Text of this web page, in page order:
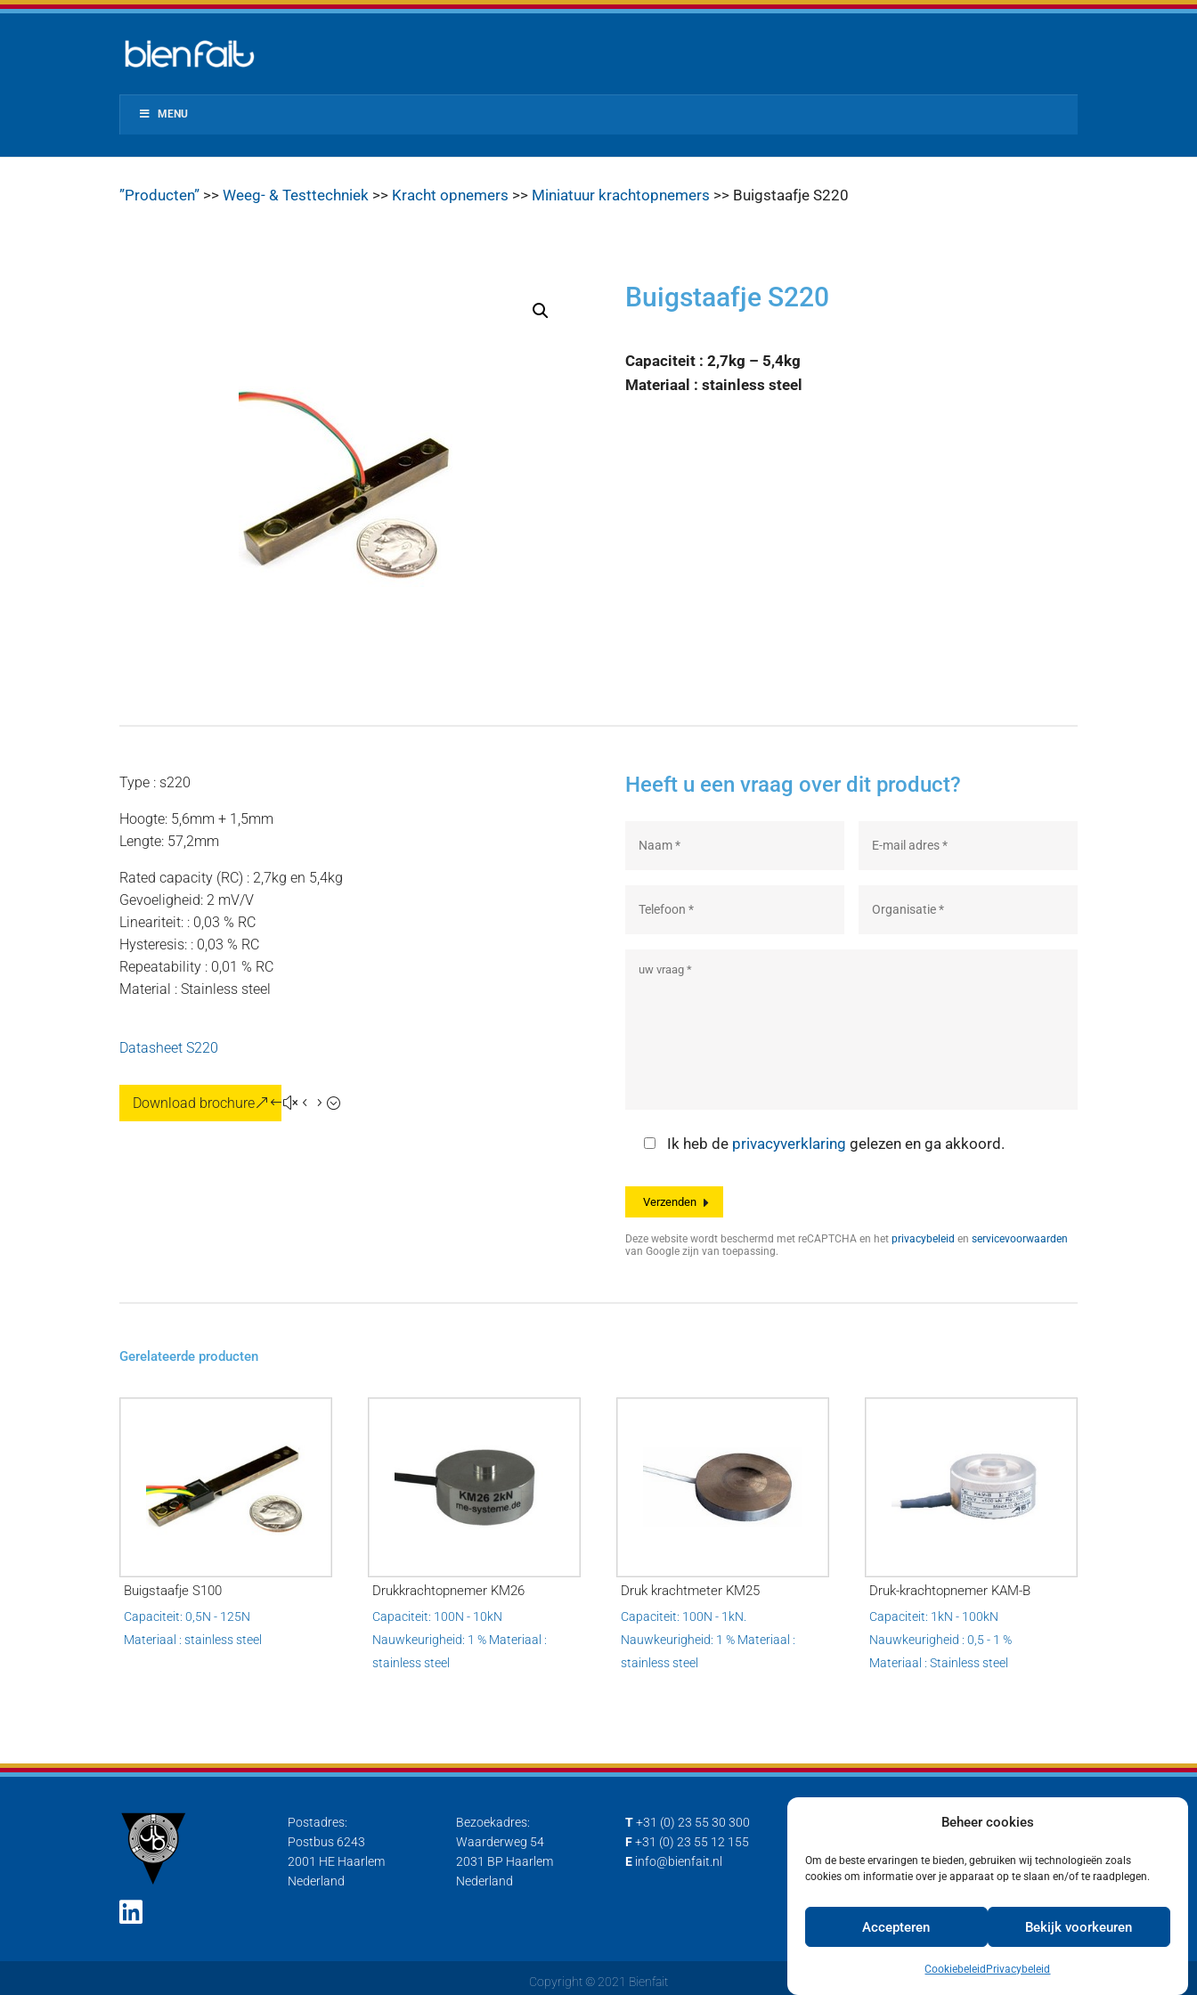
Beheer cookies
Om de beste ervaringen te bieden, gebruiken wij technologieën zoals
cookies om informatie over je apparaat op te slaan en/of te raadplegen.
Accepteren Bekijk voorkeuren
Cookiebeleid Privacybeleid
MENU
”Producten” >>Weeg- & Testtechniek >> Kracht opnemers >> Miniatuur krachtopnemers >> Buigstaafje S220
Buigstaafje S220
Capaciteit : 2,7kg – 5,4kg
Materiaal : stainless steel
Type : s220
Hoogte: 5,6mm + 1,5mm
Lengte: 57,2mm
Rated capacity (RC) : 2,7kg en 5,4kg
Gevoeligheid: 2 mV/V
Lineariteit: : 0,03 % RC
Hysteresis: : 0,03 % RC
Repeatability : 0,01 % RC
Material : Stainless steel
Datasheet S220
Download brochure
Heeft u een vraag over dit product?
Ik heb de privacyverklaring gelezen en ga akkoord.
Deze website wordt beschermd met reCAPTCHA en het privacybeleid en servicevoorwaarden
van Google zijn van toepassing.
Gerelateerde producten
Buigstaafje S100
Capaciteit: 0,5N - 125N
Materiaal : stainless steel
Drukkrachtopnemer KM26
Capaciteit: 100N - 10kN
Nauwkeurigheid: 1 % Materiaal :
stainless steel
Druk krachtmeter KM25
Capaciteit: 100N - 1kN.
Nauwkeurigheid: 1 % Materiaal :
stainless steel
Druk-krachtopnemer KAM-B
Capaciteit: 1kN - 100kN
Nauwkeurigheid : 0,5 - 1 %
Materiaal : Stainless steel
Postadres:
Postbus 6243
2001 HE Haarlem
Nederland
Bezoekadres:
Waarderweg 54
2031 BP Haarlem
Nederland
T +31 (0) 23 55 30 300
F +31 (0) 23 55 12 155
E info@bienfait.nl
Contact
Privacyverklaring
Copyright © 2021 Bienfait